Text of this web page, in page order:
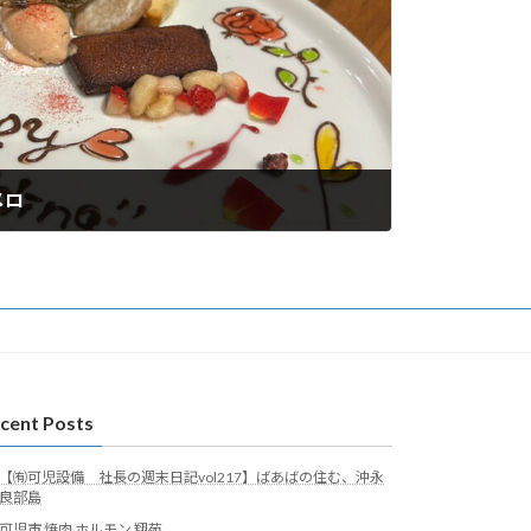
Posts
【㈲可児設備 社長の週末日記vol217】ばあばの住む、沖永
良部島